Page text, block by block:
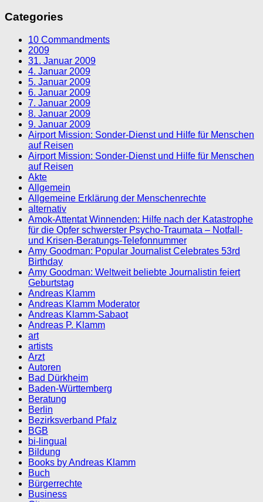
Categories
10 Commandments
2009
31. Januar 2009
4. Januar 2009
5. Januar 2009
6. Januar 2009
7. Januar 2009
8. Januar 2009
9. Januar 2009
Airport Mission: Sonder-Dienst und Hilfe für Menschen
auf Reisen
Airport Mission: Sonder-Dienst und Hilfe für Menschen
auf Reisen
Akte
Allgemein
Allgemeine Erklärung der Menschenrechte
alternativ
Amok-Attentat Winnenden: Hilfe nach der Katastrophe
für die Opfer schwerster Psycho-Traumata – Notfall-
und Krisen-Beratungs-Telefonnummer
Amy Goodman: Popular Journalist Celebrates 53rd
Birthday
Amy Goodman: Weltweit beliebte Journalistin feiert
Geburtstag
Andreas Klamm
Andreas Klamm Moderator
Andreas Klamm-Sabaot
Andreas P. Klamm
art
artists
Arzt
Autoren
Bad Dürkheim
Baden-Württemberg
Beratung
Berlin
Bezirksverband Pfalz
BGB
bi-lingual
Bildung
Books by Andreas Klamm
Buch
Bürgerrechte
Business